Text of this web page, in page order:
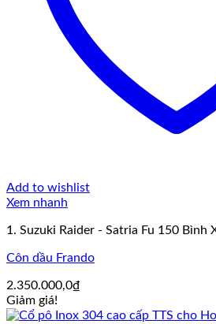
Add to wishlist
Xem nhanh
1. Suzuki Raider - Satria Fu 150 Bình
Côn dầu Frando
2.350.000,0₫
Giảm giá!